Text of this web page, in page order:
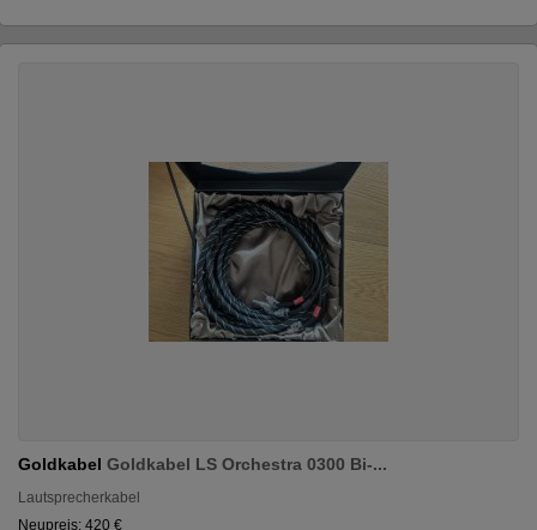
Goldkabel Goldkabel LS Orchestra 0300 Bi-...
Lautsprecherkabel
Neupreis: 420 €